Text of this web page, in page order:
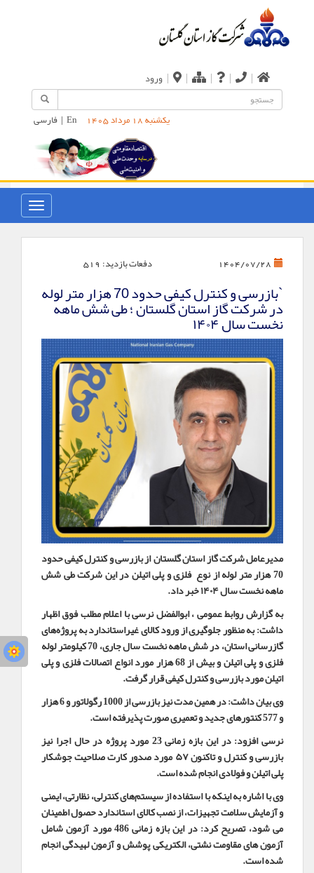
|
|
|
|
| ورود
یکشنبه 18 مرداد 1405 En
| فارسی
1404/07/28 دفعات بازدید: 519
`بازرسی و کنترل کیفی حدود 70 هزار متر لوله
در شرکت گاز استان گلستان ؛ طی شش ماهه
نخست سال ۱۴۰۴
مدیرعامل شرکت گاز استان گلستان از بازرسی و کنترل کیفی حدود
70 هزار متر لوله از نوع فلزی و پلی اتیلن در این شرکت طی شش
ماهه نخست سال ۱۴۰۴ خبر داد
.
به گزارش روابط عمومی ، ابوالفضل نرسی با اعلام مطلب فوق اظهار
داشت: به منظور جلوگیری از ورود کالای غیراستاندارد به پروژه‌های
گازرسانی استان، در شش ماهه نخست سال جاری، 70 کیلومتر لوله
فلزی و پلی اتیلن و بیش از 68 هزار مورد انواع اتصالات فلزی و پلی
اتیلن مورد بازرسی و کنترل کیفی قرار گرفت.
وی بیان داشت: در همین مدت نیز بازرسی از 1000 رگولاتور و 6 هزار
و 577 کنتورهای جدید و تعمیری صورت پذیرفته است
.
نرسی افزود: در این بازه زمانی 23 مورد پروژه در حال اجرا نیز
بازرسی و کنترل و تاکنون ۵۷ مورد صدور کارت صلاحیت جوشکار
پلی اتیلن و فولادی انجام شده است.
وی با اشاره به اینکه با استفاده از سیستم‌های کنترلی، نظارتی، ایمنی
و آزمایش سلامت تجهیزات، از نصب کالای استاندارد حصول اطمینان
می شود، تصریح کرد: در این بازه زمانی 486 مورد آزمون شامل
آزمون های مقاومت نشتی، الکتریکی پوشش و آزمون لهیدگی انجام
شده است.